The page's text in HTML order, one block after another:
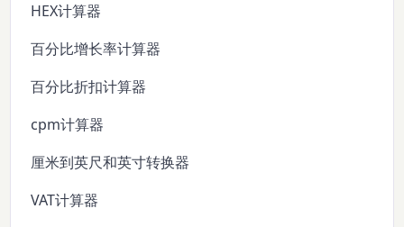
HEX计算器
百分比增长率计算器
百分比折扣计算器
cpm计算器
厘米到英尺和英寸转换器
VAT计算器